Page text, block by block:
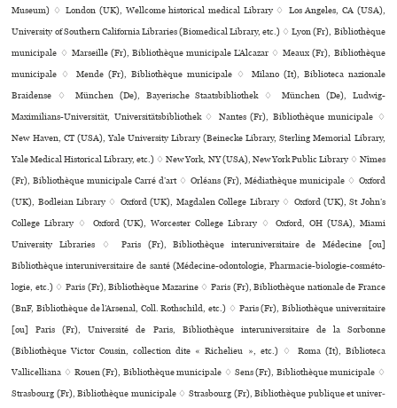
Museum) ♢ London (UK), Wellcome his­to­ri­cal medi­cal Library ♢ Los Angeles, CA (USA),
University of Southern California Libraries (Biomedical Library, etc.) ♢ Lyon (Fr), Bibliothèque
muni­ci­pale ♢ Marseille (Fr), Bibliothèque muni­ci­pale L’Alcazar ♢ Meaux (Fr), Bibliothèque
muni­ci­pale ♢ Mende (Fr), Bibliothèque muni­ci­pale ♢ Milano (It), Biblioteca nazio­nale
Braidense ♢ München (De), Bayerische Staatsbibliothek ♢ München (De), Ludwig-
Maximilians-Universität, Universitätsbibliothek ♢ Nantes (Fr), Bibliothèque muni­ci­pale ♢
New Haven, CT (USA), Yale University Library (Beinecke Library, Sterling Memorial Library,
Yale Medical Historical Library, etc.) ♢ New York, NY (USA), New York Public Library ♢ Nîmes
(Fr), Bibliothèque muni­ci­pale Carré d’art ♢ Orléans (Fr), Médiathèque muni­ci­pale ♢ Oxford
(UK), Bodleian Library ♢ Oxford (UK), Magdalen College Library ♢ Oxford (UK), St John’s
College Library ♢ Oxford (UK), Worcester College Library ♢ Oxford, OH (USA), Miami
University Libraries ♢ Paris (Fr), Bibliothèque inte­ru­ni­ver­si­taire de Médecine [ou]
Bibliothèque inte­ru­ni­ver­si­taire de santé (Médecine-odon­to­lo­gie, Pharmacie-bio­lo­gie-cos­mé­to­
lo­gie, etc.) ♢ Paris (Fr), Bibliothèque Mazarine ♢ Paris (Fr), Bibliothèque nationale de France
(BnF, Bibliothèque de l’Arsenal, Coll. Rothschild, etc.) ♢ Paris (Fr), Bibliothèque uni­ver­si­taire
[ou] Paris (Fr), Université de Paris, Bibliothèque inte­ru­ni­ver­si­taire de la Sorbonne
(Bibliothèque Victor Cousin, collection dite « Richelieu », etc.) ♢ Roma (It), Biblioteca
Vallicelliana ♢ Rouen (Fr), Bibliothèque muni­ci­pale ♢ Sens (Fr), Bibliothèque muni­ci­pale ♢
Strasbourg (Fr), Bibliothèque muni­ci­pale ♢ Strasbourg (Fr), Bibliothèque publi­que et uni­ver­